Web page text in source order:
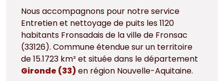
Nous accompagnons pour notre service
Entretien et nettoyage de puits les 1120
habitants Fronsadais de la ville de Fronsac
(33126). Commune étendue sur un territoire
de 15.1723 km² et située dans le département
Gironde (33)en région Nouvelle-Aquitaine.